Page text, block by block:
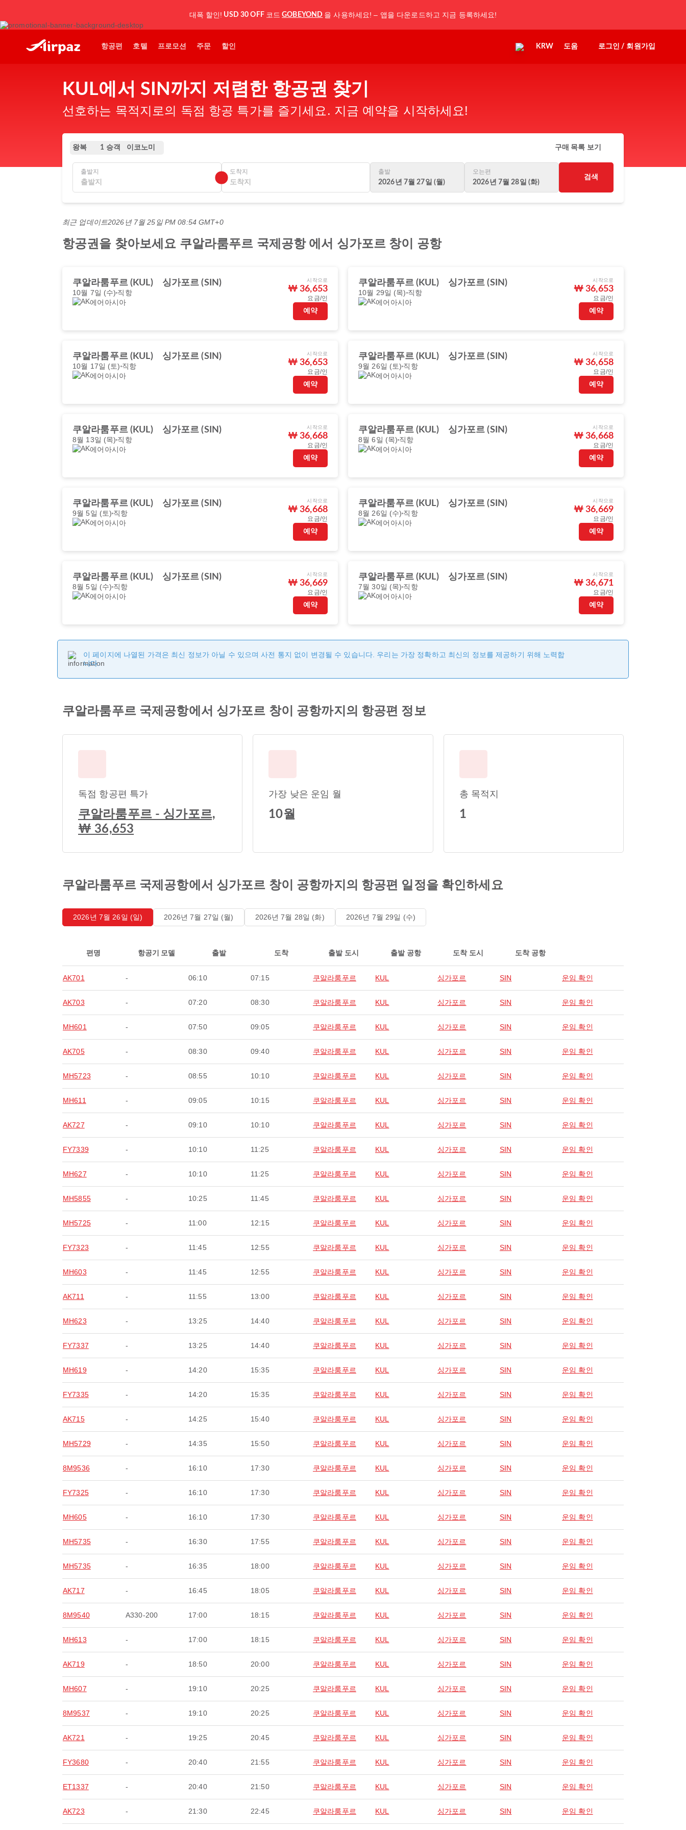
대폭 할인! USD 30 OFF 코드 GOBEYOND 을 사용하세요! – 앱을 다운로드하고 지금 등록하세요!
항공편 호텔 프로모션 주문 할인 KRW 도움 로그인 / 회원가입
KUL에서 SIN까지 저렴한 항공권 찾기
선호하는 목적지로의 독점 항공 특가를 즐기세요. 지금 예약을 시작하세요!
왕복 1 승객 이코노미 구매 목록 보기
출발지 도착지
출발
2026년 7월 27일 (월)
오는편
2026년 7월 28일 (화)
검색
최근 업데이트2026년 7월 25일 PM 08:54 GMT+0
항공권을 찾아보세요 쿠알라룸푸르 국제공항 에서 싱가포르 창이 공항
쿠알라룸푸르 (KUL) 싱가포르 (SIN)
10월 7일 (수) 직항
에어아시아
시작으로
₩ 36,653
요금/인
예약
쿠알라룸푸르 (KUL) 싱가포르 (SIN)
10월 29일 (목) 직항
에어아시아
시작으로
₩ 36,653
요금/인
예약
쿠알라룸푸르 (KUL) 싱가포르 (SIN)
10월 17일 (토) 직항
에어아시아
시작으로
₩ 36,653
요금/인
예약
쿠알라룸푸르 (KUL) 싱가포르 (SIN)
9월 26일 (토) 직항
에어아시아
시작으로
₩ 36,658
요금/인
예약
쿠알라룸푸르 (KUL) 싱가포르 (SIN)
8월 13일 (목) 직항
에어아시아
시작으로
₩ 36,668
요금/인
예약
쿠알라룸푸르 (KUL) 싱가포르 (SIN)
8월 6일 (목) 직항
에어아시아
시작으로
₩ 36,668
요금/인
예약
쿠알라룸푸르 (KUL) 싱가포르 (SIN)
9월 5일 (토) 직항
에어아시아
시작으로
₩ 36,668
요금/인
예약
쿠알라룸푸르 (KUL) 싱가포르 (SIN)
8월 26일 (수) 직항
에어아시아
시작으로
₩ 36,669
요금/인
예약
쿠알라룸푸르 (KUL) 싱가포르 (SIN)
8월 5일 (수) 직항
에어아시아
시작으로
₩ 36,669
요금/인
예약
쿠알라룸푸르 (KUL) 싱가포르 (SIN)
7월 30일 (목) 직항
에어아시아
시작으로
₩ 36,671
요금/인
예약
이 페이지에 나열된 가격은 최신 정보가 아닐 수 있으며 사전 통지 없이 변경될 수 있습니다. 우리는 가장 정확하고 최신의 정보를 제공하기 위해 노력합
니다.
쿠알라룸푸르 국제공항에서 싱가포르 창이 공항까지의 항공편 정보
독점 항공편 특가
쿠알라룸푸르 - 싱가포르,
₩ 36,653
가장 낮은 운임 월
10월
총 목적지
1
쿠알라룸푸르 국제공항에서 싱가포르 창이 공항까지의 항공편 일정을 확인하세요
2026년 7월 26일 (일) 2026년 7월 27일 (월) 2026년 7월 28일 (화) 2026년 7월 29일 (수)
편명 항공기 모델 출발 도착 출발 도시 출발 공항 도착 도시 도착 공항
AK701 - 06:10 07:15 쿠알라룸푸르 KUL 싱가포르 SIN 운임 확인
AK703 - 07:20 08:30 쿠알라룸푸르 KUL 싱가포르 SIN 운임 확인
MH601 - 07:50 09:05 쿠알라룸푸르 KUL 싱가포르 SIN 운임 확인
AK705 - 08:30 09:40 쿠알라룸푸르 KUL 싱가포르 SIN 운임 확인
MH5723 - 08:55 10:10 쿠알라룸푸르 KUL 싱가포르 SIN 운임 확인
MH611 - 09:05 10:15 쿠알라룸푸르 KUL 싱가포르 SIN 운임 확인
AK727 - 09:10 10:10 쿠알라룸푸르 KUL 싱가포르 SIN 운임 확인
FY7339 - 10:10 11:25 쿠알라룸푸르 KUL 싱가포르 SIN 운임 확인
MH627 - 10:10 11:25 쿠알라룸푸르 KUL 싱가포르 SIN 운임 확인
MH5855 - 10:25 11:45 쿠알라룸푸르 KUL 싱가포르 SIN 운임 확인
MH5725 - 11:00 12:15 쿠알라룸푸르 KUL 싱가포르 SIN 운임 확인
FY7323 - 11:45 12:55 쿠알라룸푸르 KUL 싱가포르 SIN 운임 확인
MH603 - 11:45 12:55 쿠알라룸푸르 KUL 싱가포르 SIN 운임 확인
AK711 - 11:55 13:00 쿠알라룸푸르 KUL 싱가포르 SIN 운임 확인
MH623 - 13:25 14:40 쿠알라룸푸르 KUL 싱가포르 SIN 운임 확인
FY7337 - 13:25 14:40 쿠알라룸푸르 KUL 싱가포르 SIN 운임 확인
MH619 - 14:20 15:35 쿠알라룸푸르 KUL 싱가포르 SIN 운임 확인
FY7335 - 14:20 15:35 쿠알라룸푸르 KUL 싱가포르 SIN 운임 확인
AK715 - 14:25 15:40 쿠알라룸푸르 KUL 싱가포르 SIN 운임 확인
MH5729 - 14:35 15:50 쿠알라룸푸르 KUL 싱가포르 SIN 운임 확인
8M9536 - 16:10 17:30 쿠알라룸푸르 KUL 싱가포르 SIN 운임 확인
FY7325 - 16:10 17:30 쿠알라룸푸르 KUL 싱가포르 SIN 운임 확인
MH605 - 16:10 17:30 쿠알라룸푸르 KUL 싱가포르 SIN 운임 확인
MH5735 - 16:30 17:55 쿠알라룸푸르 KUL 싱가포르 SIN 운임 확인
MH5735 - 16:35 18:00 쿠알라룸푸르 KUL 싱가포르 SIN 운임 확인
AK717 - 16:45 18:05 쿠알라룸푸르 KUL 싱가포르 SIN 운임 확인
8M9540 A330-200 17:00 18:15 쿠알라룸푸르 KUL 싱가포르 SIN 운임 확인
MH613 - 17:00 18:15 쿠알라룸푸르 KUL 싱가포르 SIN 운임 확인
AK719 - 18:50 20:00 쿠알라룸푸르 KUL 싱가포르 SIN 운임 확인
MH607 - 19:10 20:25 쿠알라룸푸르 KUL 싱가포르 SIN 운임 확인
8M9537 - 19:10 20:25 쿠알라룸푸르 KUL 싱가포르 SIN 운임 확인
AK721 - 19:25 20:45 쿠알라룸푸르 KUL 싱가포르 SIN 운임 확인
FY3680 - 20:40 21:55 쿠알라룸푸르 KUL 싱가포르 SIN 운임 확인
ET1337 - 20:40 21:50 쿠알라룸푸르 KUL 싱가포르 SIN 운임 확인
AK723 - 21:30 22:45 쿠알라룸푸르 KUL 싱가포르 SIN 운임 확인